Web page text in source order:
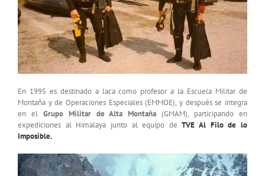
En 1995 es destinado a Jaca como profesor a la Escuela Militar de
Montaña y de Operaciones Especiales (EMMOE), y después se integra
en el Grupo Militar de Alta Montaña (GMAM), participando en
expediciones al Himalaya junto al equipo deTVE Al Filo de lo
Imposible.